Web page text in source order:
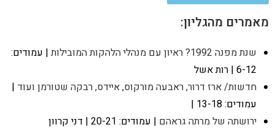
מאמרים מהגליון:
שנת מפנה 1992? ראיון עם מנהלי הלהקות המובילות
| עמודים:
6-12 | רות אשל
חדשות/ ארז דרור, ראבעה מורקוס, איידס, רבקה שטורמן ועוד |
עמודים: 13-18 |
ירושתה של מרתה גראהם | עמודים: 20-21 | דני קרוון